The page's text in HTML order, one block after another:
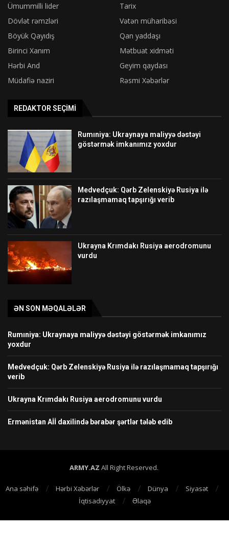
Ümummilli lider
Tarix
Dövlət rəmzləri
Vətən müharibəsi
Böyük Qayıdış
Qan yaddaşı
Birinci Xanım
Mətbuat xidməti
Hərbi And
Geyim qaydası
Müdafiə naziri
Rəsmi Xəbərlər
REDAKTOR SEÇIMI
Rumıniya: Ukraynaya maliyyə dəstəyi
göstərmək imkanımız yoxdur
Medvedçuk: Qərb Zelenskiyə Rusiya ilə
razılaşmamaq tapşırığı verib
Ukrayna Krımdakı Rusiya aerodromunu
vurdu
ƏN SON MƏQALƏLƏR
Rumıniya: Ukraynaya maliyyə dəstəyi göstərmək imkanımız
yoxdur
Medvedçuk: Qərb Zelenskiyə Rusiya ilə razılaşmamaq tapşırığı
verib
Ukrayna Krımdakı Rusiya aerodromunu vurdu
Ermənistan Aİİ daxilində bərabər şərtlər tələb edib
ARMY.AZ All Right Reserved.
Ana səhifə Hərbi Xəbərlər Ölkə Dünya
Siyasət
İqtisadiyyat
Əlaqə